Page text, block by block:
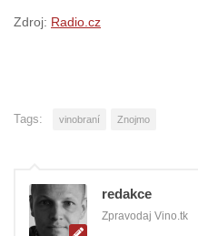
Zdroj: Radio.cz
Tags: vinobraní Znojmo
redakce
Zpravodaj Vino.tk